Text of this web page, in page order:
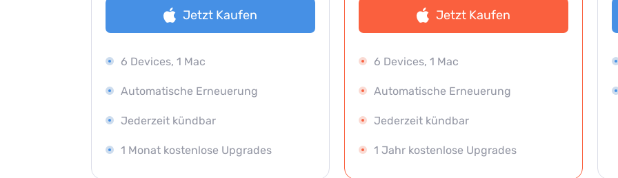
Jetzt Kaufen
6 Devices, 1 Mac
Automatische Erneuerung
Jederzeit kündbar
1 Monat kostenlose Upgrades
Jetzt Kaufen
6 Devices, 1 Mac
Automatische Erneuerung
Jederzeit kündbar
1 Jahr kostenlose Upgrades